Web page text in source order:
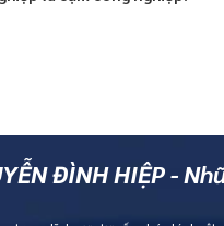
ĐÌNH HIỆP -